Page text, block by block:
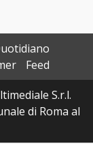
Feed
S.r.l.
di Roma al